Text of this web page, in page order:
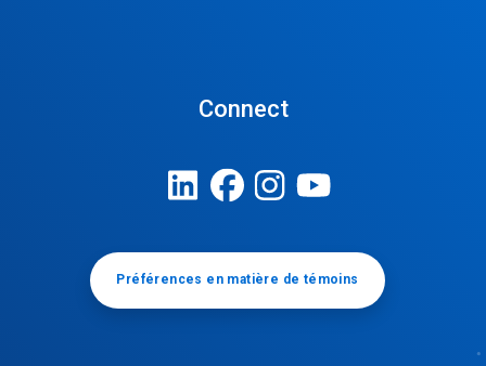
Connect
Préférences en matière de témoins​​​​​​​